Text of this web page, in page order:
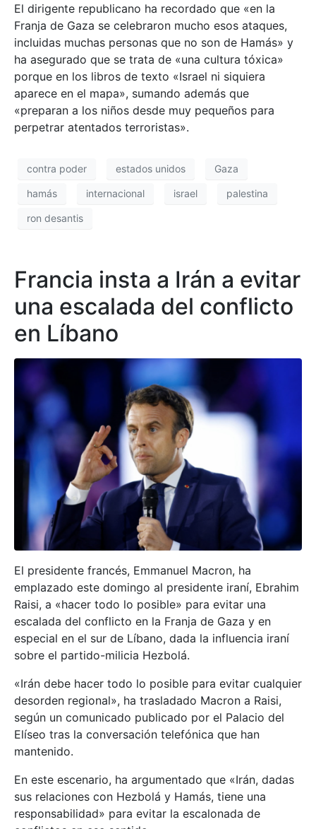
El dirigente republicano ha recordado que «en la
Franja de Gaza se celebraron mucho esos ataques,
incluidas muchas personas que no son de Hamás» y
ha asegurado que se trata de «una cultura tóxica»
porque en los libros de texto «Israel ni siquiera
aparece en el mapa», sumando además que
«preparan a los niños desde muy pequeños para
perpetrar atentados terroristas».
contra poder estados unidos Gaza
hamás internacional israel palestina
ron desantis
Francia insta a Irán a evitar
una escalada del conflicto
en Líbano
El presidente francés, Emmanuel Macron, ha
emplazado este domingo al presidente iraní, Ebrahim
Raisi, a «hacer todo lo posible» para evitar una
escalada del conflicto en la Franja de Gaza y en
especial en el sur de Líbano, dada la influencia iraní
sobre el partido-milicia Hezbolá.
«Irán debe hacer todo lo posible para evitar cualquier
desorden regional», ha trasladado Macron a Raisi,
según un comunicado publicado por el Palacio del
Elíseo tras la conversación telefónica que han
mantenido.
En este escenario, ha argumentado que «Irán, dadas
sus relaciones con Hezbolá y Hamás, tiene una
responsabilidad» para evitar la escalonada de